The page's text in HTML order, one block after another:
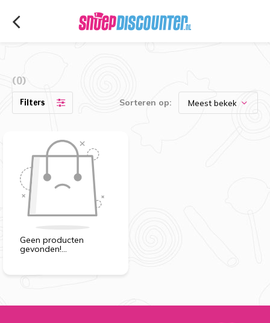
(0)
Filters Sorteren op:
Geen producten
gevonden!...